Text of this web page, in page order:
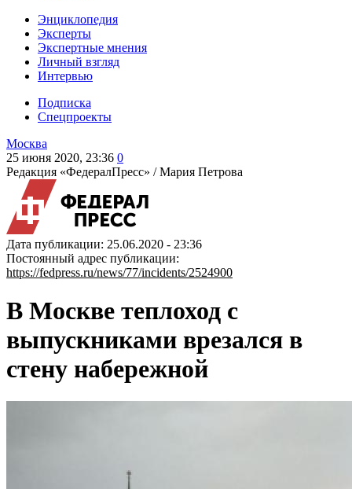
Энциклопедия
Эксперты
Экспертные мнения
Личный взгляд
Интервью
Подписка
Спецпроекты
Москва
25 июня 2020, 23:36 0
Редакция «ФедералПресс» /Мария Петрова
Дата публикации: 25.06.2020 - 23:36
Постоянный адрес публикации:
https://fedpress.ru/news/77/incidents/2524900
В Москве теплоход с
выпускниками врезался в
стену набережной